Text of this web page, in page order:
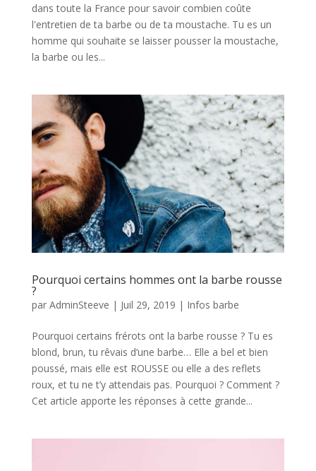
dans toute la France pour savoir combien coûte
l'entretien de ta barbe ou de ta moustache. Tu es un
homme qui souhaite se laisser pousser la moustache,
la barbe ou les...
Pourquoi certains hommes ont la barbe rousse
?
par AdminSteeve | Juil 29, 2019 | Infos barbe
Pourquoi certains frérots ont la barbe rousse ? Tu es
blond, brun, tu rêvais d’une barbe… Elle a bel et bien
poussé, mais elle est ROUSSE ou elle a des reflets
roux, et tu ne t’y attendais pas. Pourquoi ? Comment ?
Cet article apporte les réponses à cette grande...